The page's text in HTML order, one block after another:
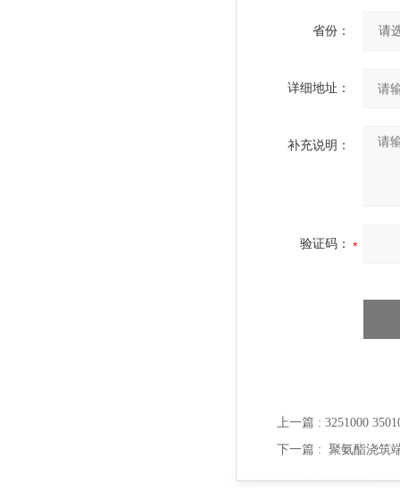
省份：
详细地址：
补充说明：
验证码：
上一篇 : 3251000
下一篇 : 聚氨酯浇筑